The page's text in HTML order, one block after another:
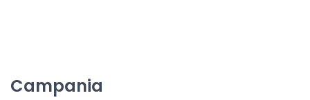
Campania